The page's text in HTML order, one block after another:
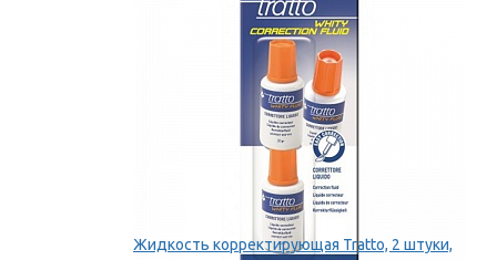
Жидкость корректирующая Tratto, 2 штуки,